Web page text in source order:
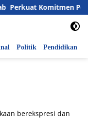
Komitmen
Politik Pendidikan
berekspresi dan